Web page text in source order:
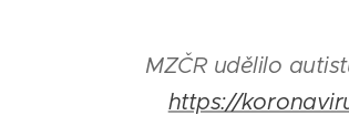
MZČR udělilo
https://